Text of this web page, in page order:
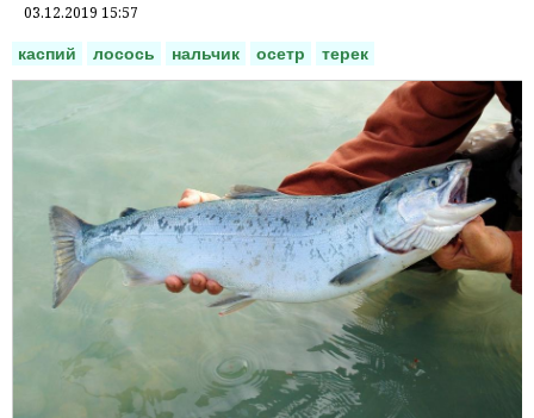
03.12.2019 15:57
каспий лосось нальчик осетр терек